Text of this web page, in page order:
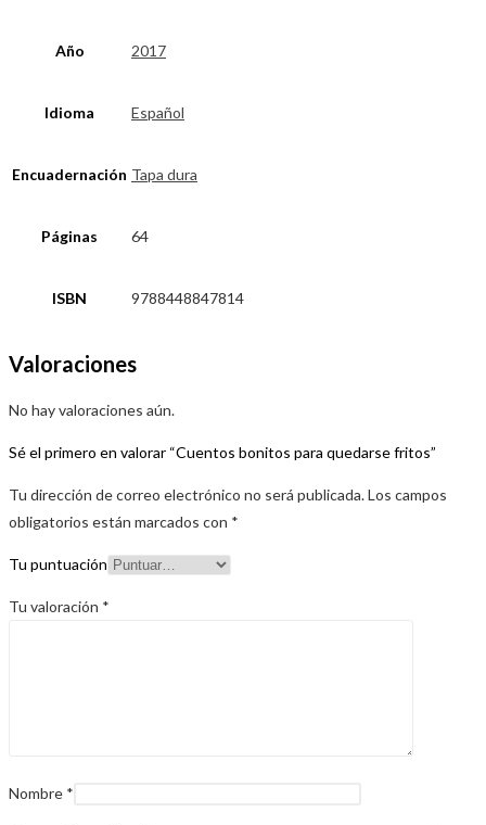
Año 2017
Idioma Español
Encuadernación Tapa dura
Páginas 64
ISBN 9788448847814
Valoraciones
No hay valoraciones aún.
Sé el primero en valorar “Cuentos bonitos para quedarse fritos”
Tu dirección de correo electrónico no será publicada.Los campos
obligatorios están marcados con *
Tu puntuación
Tu valoración *
Nombre *